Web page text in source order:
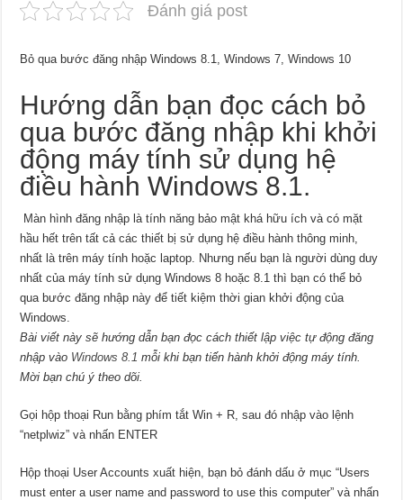
Đánh giá post
Bỏ qua bước đăng nhập Windows 8.1, Windows 7, Windows 10
Hướng dẫn bạn đọc cách bỏ
qua bước đăng nhập khi khởi
động máy tính sử dụng hệ
điều hành Windows 8.1.
Màn hình đăng nhập là tính năng bảo mật khá hữu ích và có mặt
hầu hết trên tất cả các thiết bị sử dụng hệ điều hành thông minh,
nhất là trên máy tính hoặc laptop. Nhưng nếu bạn là người dùng duy
nhất của máy tính sử dụng Windows 8 hoặc 8.1 thì bạn có thể bỏ
qua bước đăng nhập này để tiết kiệm thời gian khởi động của
Windows.
Bài viết này sẽ hướng dẫn bạn đọc cách thiết lập việc tự động đăng
nhập vào Windows 8.1 mỗi khi bạn tiến hành khởi động máy tính.
Mời bạn chú ý theo dõi.
Gọi hộp thoại Run bằng phím tắt Win + R, sau đó nhập vào lệnh
“netplwiz” và nhấn ENTER
Hộp thoại User Accounts xuất hiện, bạn bỏ đánh dấu ở mục “Users
must enter a user name and password to use this computer” và nhấn